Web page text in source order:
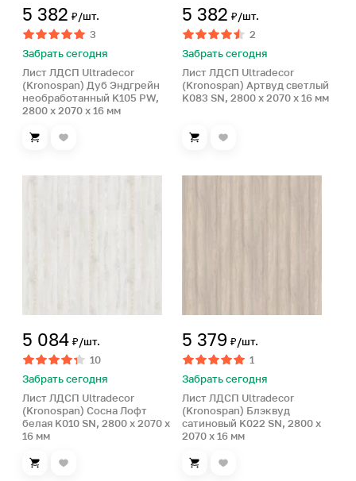
5 382 ₽/шт.
3
Забрать сегодня
Лист ЛДСП Ultradecor
(Kronospan) Дуб Эндгрейн
необработанный K105 PW,
2800 x 2070 x 16 мм
5 382 ₽/шт.
2
Забрать сегодня
Лист ЛДСП Ultradecor
(Kronospan) Артвуд светлый
K083 SN, 2800 x 2070 x 16 мм
5 084 ₽/шт.
10
Забрать сегодня
Лист ЛДСП Ultradecor
(Kronospan) Сосна Лофт
белая K010 SN, 2800 x 2070 x
16 мм
5 379 ₽/шт.
1
Забрать сегодня
Лист ЛДСП Ultradecor
(Kronospan) Блэквуд
сатиновый K022 SN, 2800 x
2070 x 16 мм